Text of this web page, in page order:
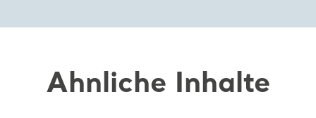
Ähnliche Inhalte